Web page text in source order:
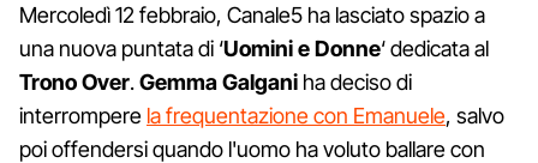
Mercoledì 12 febbraio, Canale5 ha lasciato spazio a
una nuova puntata di ‘Uomini e Donne‘ dedicata al
Trono Over.Gemma Galgani ha deciso di
interrompere la frequentazione con Emanuele, salvo
poi offendersi quando l'uomo ha voluto ballare con